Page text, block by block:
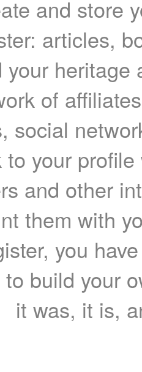
and store
articles,
your heritage
of
social
to your
and other
them with
you
build your
it was, it is,